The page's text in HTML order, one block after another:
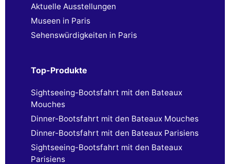
Aktuelle Ausstellungen
Museen in Paris
Sehenswürdigkeiten in Paris
Top-Produkte
Sightseeing-Bootsfahrt mit den Bateaux
Mouches
Dinner-Bootsfahrt mit den Bateaux Mouches
Dinner-Bootsfahrt mit den Bateaux Parisiens
Sightseeing-Bootsfahrt mit den Bateaux
Parisiens